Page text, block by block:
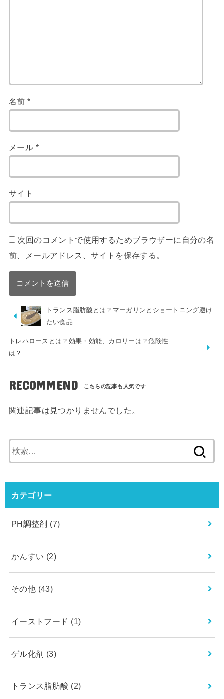
名前*
メール *
サイト
次回のコメントで使用するためブラウザーに自分の名
前、メールアドレス、サイトを保存する。
トランス脂肪酸とは？マーガリンとショートニング避け
たい食品
トレハロースとは？効果・効能、カロリーは？危険性
は？
RECOMMEND
関連記事は見つかりませんでした。
索
カテゴリー
PH調整剤 (7)
かんすい (2)
その他 (43)
イーストフード (1)
ゲル化剤 (3)
トランス脂肪酸 (2)